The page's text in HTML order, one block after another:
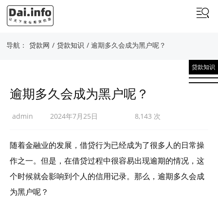
导航： 贷款网 / 贷款知识 / 逾期多久会成为黑户呢？
贷款知识
逾期多久会成为黑户呢？
admin 2024年7月25日 8,143 次
随着金融业的发展，借贷行为已经成为了很多人的日常操
作之一。但是，在借贷过程中很容易出现逾期的情况，这
个时候就会影响到个人的信用记录。那么，逾期多久会成
为黑户呢？